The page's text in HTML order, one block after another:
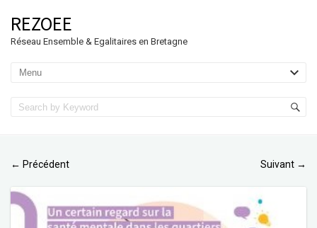
REZOEE
Réseau Ensemble & Egalitaires en Bretagne
← Précédent Suivant →